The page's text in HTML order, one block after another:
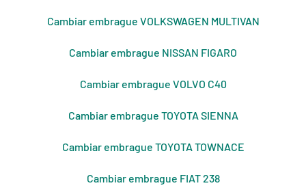
Cambiar embrague VOLKSWAGEN MULTIVAN
Cambiar embrague NISSAN FIGARO
Cambiar embrague VOLVO C40
Cambiar embrague TOYOTA SIENNA
Cambiar embrague TOYOTA TOWNACE
Cambiar embrague FIAT 238